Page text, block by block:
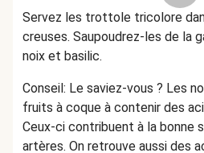
Servez les trottole tricolore
creuses. Saupoudrez-les de la
noix et basilic.
Conseil: Le saviez-vous ? Les
fruits à coque à contenir des
Ceux-ci contribuent à la bonne
artères. On retrouve aussi des